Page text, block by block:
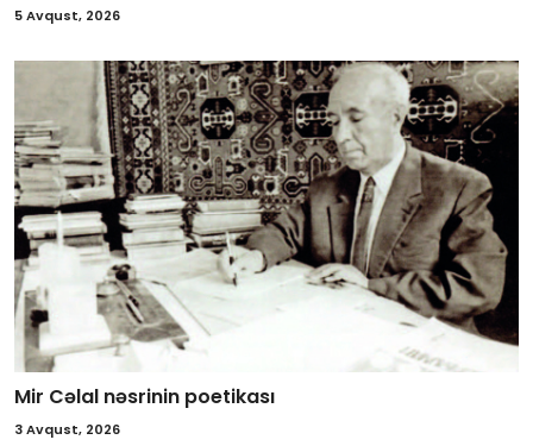
5 Avqust, 2026
Mir Cəlal nəsrinin poetikası
3 Avqust, 2026